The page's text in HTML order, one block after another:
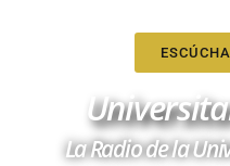
La Radio de la